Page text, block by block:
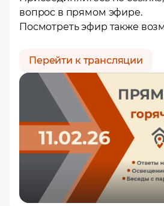
вопрос в прямом эфире.
Посмотреть эфир также
Перейти к трансляции